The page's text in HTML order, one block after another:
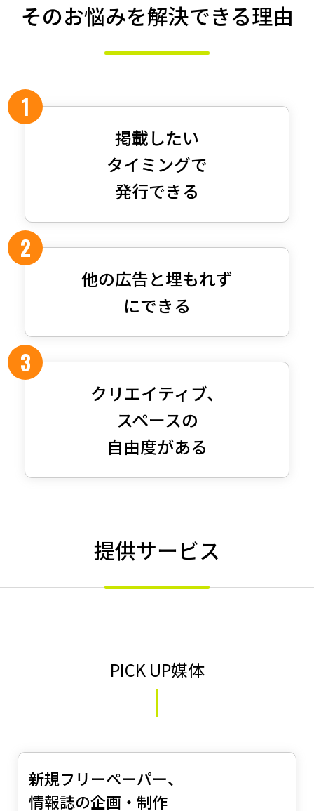
そのお悩みを解決できる理由
掲載したい
タイミングで
発行できる
他の広告と埋もれず
にできる
クリエイティブ、
スペースの
自由度がある
提供サービス
PICK UP媒体
新規フリーペーパー、
情報誌の企画・制作